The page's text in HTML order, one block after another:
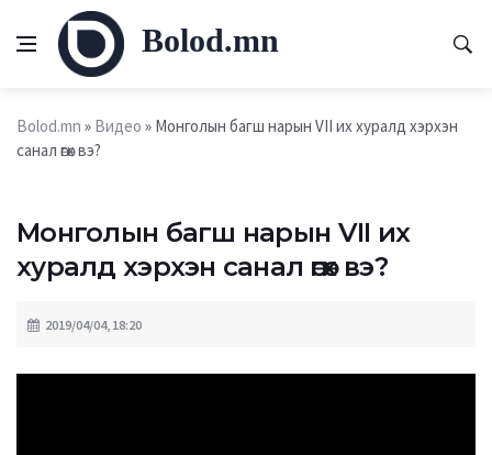
Bolod.mn
Bolod.mn » Видео » Монголын багш нарын VII их хуралд хэрхэн
санал өгөх вэ?
Монголын багш нарын VII их
хуралд хэрхэн санал өгөх вэ?
2019/04/04, 18:20